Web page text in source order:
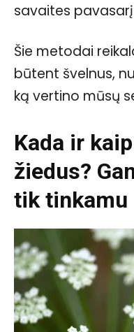
savaites
Šie metodai
būtent švelnus,
ką vertino mūsų
Kada ir
žiedus?
tik tinkamu